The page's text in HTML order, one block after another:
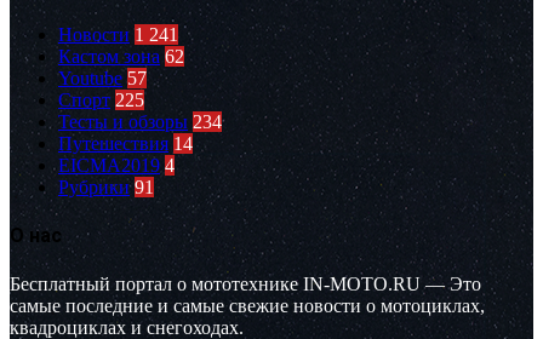
Новости 1 241
Кастом зона 62
Youtube 57
Спорт 225
Тесты и обзоры 234
Путешествия 14
EICMA2019 4
Рубрики 91
О нас
Бесплатный портал о мототехнике IN-MOTO.RU — Это
самые последние и самые свежие новости о мотоциклах,
квадроциклах и снегоходах.